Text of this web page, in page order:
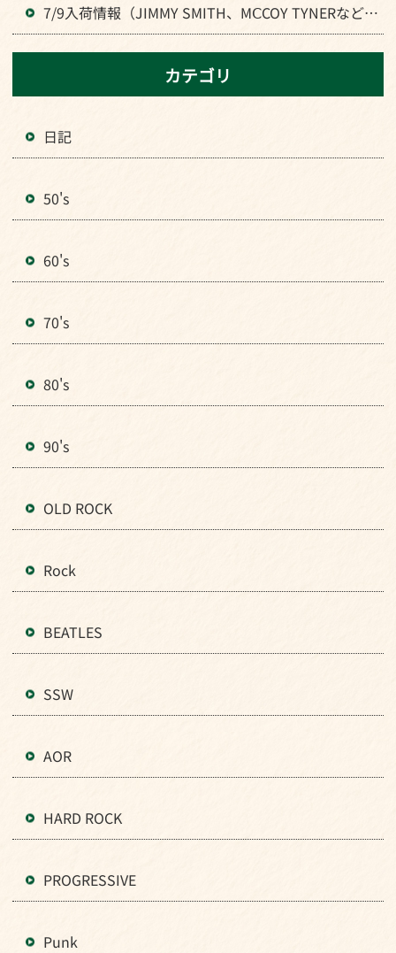
7/9入荷情報（JIMMY SMITH、MⅭCOY TYNERなどJ
AZZの人気LPが入荷）
カテゴリ
日記
50's
60's
70's
80's
90's
OLD ROCK
Rock
BEATLES
SSW
AOR
HARD ROCK
PROGRESSIVE
Punk